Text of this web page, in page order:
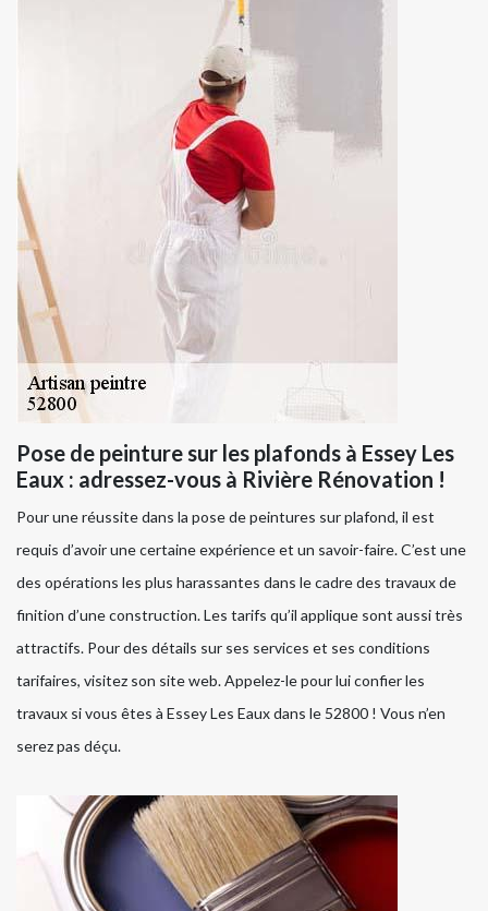
Pose de peinture sur les plafonds à Essey Les
Eaux : adressez-vous à Rivière Rénovation !
Pour une réussite dans la pose de peintures sur plafond, il est
requis d’avoir une certaine expérience et un savoir-faire. C’est une
des opérations les plus harassantes dans le cadre des travaux de
finition d’une construction. Les tarifs qu’il applique sont aussi très
attractifs. Pour des détails sur ses services et ses conditions
tarifaires, visitez son site web. Appelez-le pour lui confier les
travaux si vous êtes à Essey Les Eaux dans le 52800 ! Vous n’en
serez pas déçu.